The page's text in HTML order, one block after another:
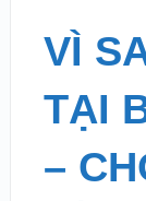
VÌ
TẠI
–